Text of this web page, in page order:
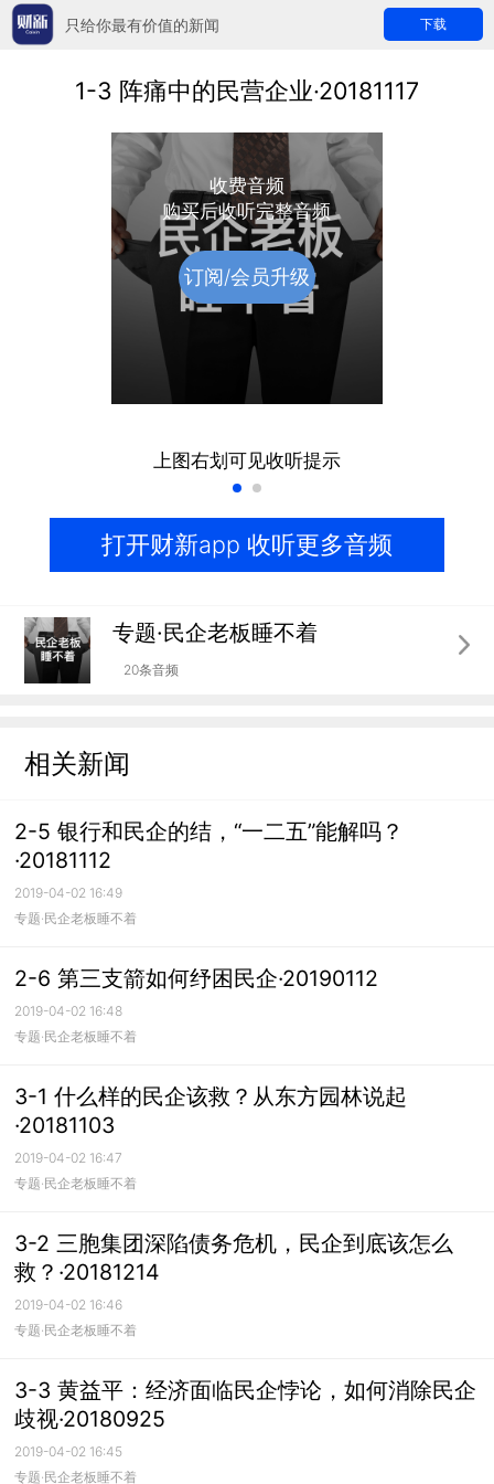
只给你最有价值的新闻 下载
1-3 阵痛中的民营企业·20181117
收费音频
购买后收听完整音频
订阅/会员升级
上图右划可见收听提示
打开财新app 收听更多音频
专题·民企老板睡不着
20条音频
相关新闻
2-5 银行和民企的结，“一二五”能解吗？
·20181112
2019-04-02 16:49
专题·民企老板睡不着
2-6 第三支箭如何纾困民企·20190112
2019-04-02 16:48
专题·民企老板睡不着
3-1 什么样的民企该救？从东方园林说起
·20181103
2019-04-02 16:47
专题·民企老板睡不着
3-2 三胞集团深陷债务危机，民企到底该怎么
救？·20181214
2019-04-02 16:46
专题·民企老板睡不着
3-3 黄益平：经济面临民企悖论，如何消除民企
歧视·20180925
2019-04-02 16:45
专题·民企老板睡不着